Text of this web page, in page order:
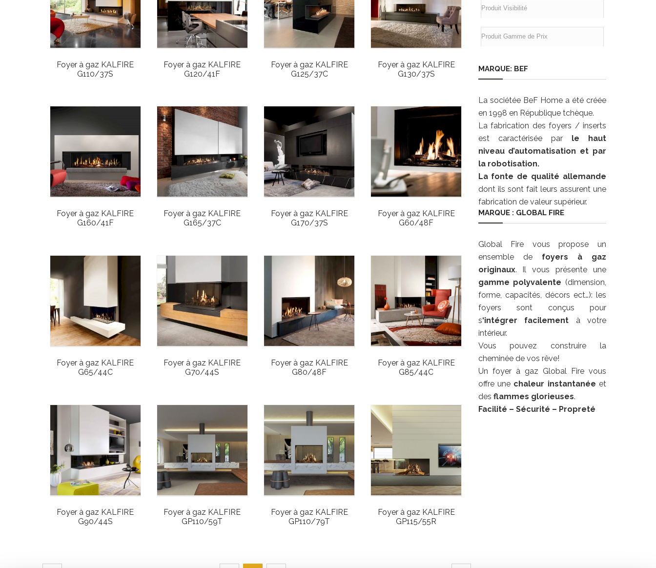
Foyer à gaz KALFIRE
G110/37S
Foyer à gaz KALFIRE
G120/41F
Foyer à gaz KALFIRE
G125/37C
Foyer à gaz KALFIRE
G130/37S
Foyer à gaz KALFIRE
G160/41F
Foyer à gaz KALFIRE
G165/37C
Foyer à gaz KALFIRE
G170/37S
Foyer à gaz KALFIRE
G60/48F
Foyer à gaz KALFIRE
G65/44C
Foyer à gaz KALFIRE
G70/44S
Foyer à gaz KALFIRE
G80/48F
Foyer à gaz KALFIRE
G85/44C
Foyer à gaz KALFIRE
G90/44S
Foyer à gaz KALFIRE
GP110/59T
Foyer à gaz KALFIRE
GP110/79T
Foyer à gaz KALFIRE
GP115/55R
MARQUE: BEF
La sociétée BeF Home a été créée
en 1998 en République tchèque.
La fabrication des foyers / inserts
est caractérisée par le haut
niveau d’automatisation et par
la robotisation.
La fonte de qualité allemande
dont ils sont fait leurs assurent une
fabrication de valeur supérieur.
MARQUE : GLOBAL FIRE
Global Fire vous propose un
ensemble defoyers à gaz
originaux. Il vous présente une
gamme polyvalente (dimension,
forme, capacités, décors ect…): les
foyers sont conçus pour
s‘intégrer facilement à votre
intérieur.
Vous pouvez construire la
cheminée de vos rêve!
Un foyer à gaz Global Fire vous
offre une chaleur instantanée et
des flammes glorieuses.
Facilité – Sécurité – Propreté